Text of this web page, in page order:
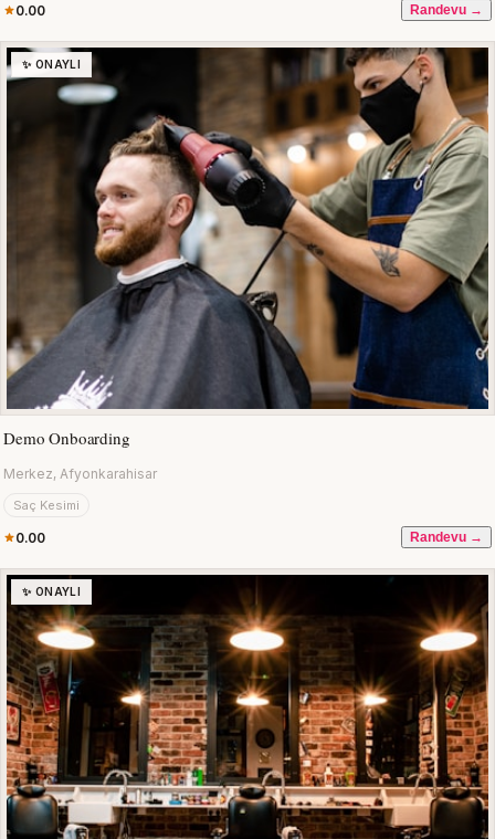
0.00 Randevu →
✨ ONAYLI
Demo Onboarding
Merkez, Afyonkarahisar
Saç Kesimi
0.00 Randevu →
✨ ONAYLI